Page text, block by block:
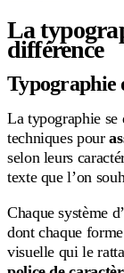
La
différence
Typographie
La typographie
techniques pour
selon leurs
texte que l’on
Chaque système
dont chaque
visuelle qui le